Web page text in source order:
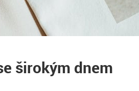
širokým dnem